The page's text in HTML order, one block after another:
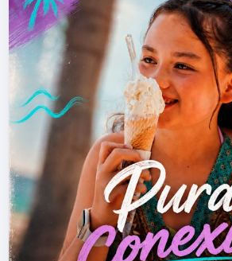
destruyendo incluso los
intensos. Con su
que fusiona la ranchera,
sinaloense y el
colombiano, Luis
de las baladas más
repertorio. "Qué Ironía"
en la contra…